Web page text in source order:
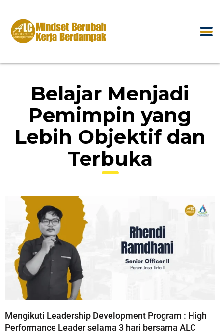
Belajar Menjadi
Pemimpin yang
Lebih Objektif dan
Terbuka
Mengikuti Leadership Development Program : High
Performance Leader selama 3 hari bersama ALC